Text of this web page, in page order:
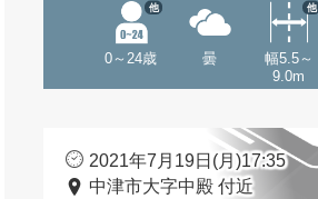
0～24歳
他
曇
幅5.5～
9.0m
他
2021年7月19日(月)17:35
中津市大字中殿 付近